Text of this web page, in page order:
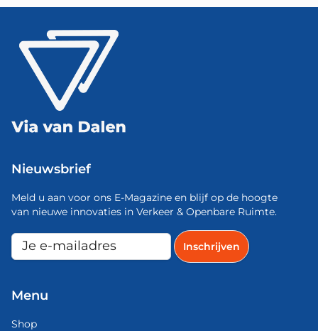
Nieuwsbrief
Meld u aan voor ons E-Magazine en blijf op de hoogte
van nieuwe innovaties in Verkeer & Openbare Ruimte.
Menu
Shop